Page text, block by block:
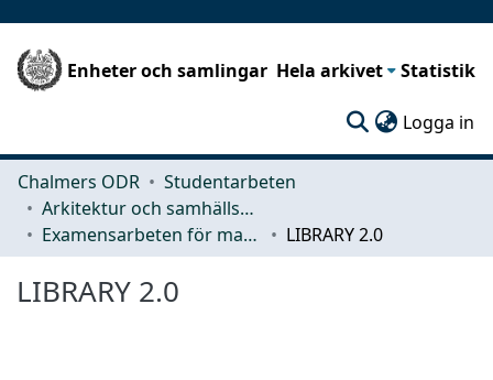
Enheter och samlingar Hela arkivet Statistik
Logga in
Chalmers ODR
Studentarbeten
Arkitektur och samhällsbyggnadsteknik (ACE)
Examensarbeten för masterexamen
LIBRARY 2.0
LIBRARY 2.0